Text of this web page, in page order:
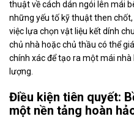
thuật về cách dán ngói lên mái
những yếu tố kỹ thuật then
việc lựa chọn vật liệu kết dính
chủ nhà hoặc chủ thầu có thể
chính xác để tạo ra một mái
lượng.
Điều kiện tiên quyết:
một nền tảng hoàn